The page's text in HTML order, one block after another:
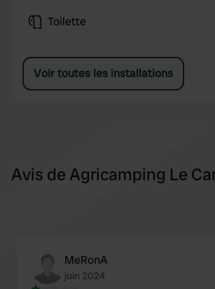
Toilette
Voir toutes les installations
Avis de Agricamping Le
MeRonA
juin 2024